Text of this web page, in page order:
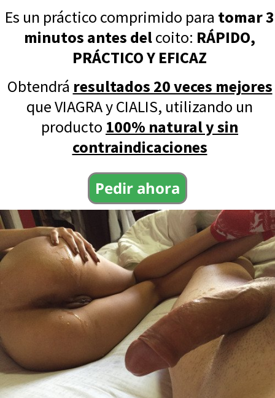
Es un práctico comprimido para tomar 3
minutos antes delcoito: RÁPIDO,
PRÁCTICO Y EFICAZ
Obtendrá resultados 20 veces mejores
que VIAGRA y CIALIS, utilizando un
producto 100% natural y sin
contraindicaciones
Pedir ahora